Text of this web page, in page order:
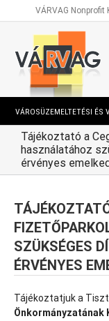
KihagyásVÁRVAG Nonprofit
VÁROSÜZEMELTETÉSI ÉS
Tájékoztató a
használatához
érvényes
SZÜKSÉGES
ÉRVÉNYES
Tájékoztatjuk a